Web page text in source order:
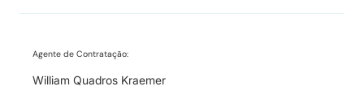
Agente de Contratação:
William Quadros Kraemer